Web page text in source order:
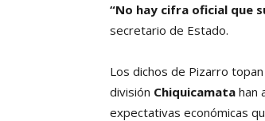
“No hay cifra oficial que
secretario de Estado.
Los dichos de Pizarro topan
división Chiquicamata han
expectativas económicas